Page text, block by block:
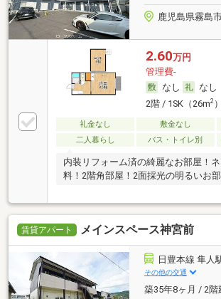
鹿児島県霧島
2.60万円
管理費-
なし
なし
2階 / 1SK（26m2）
礼金なし 敷金なし
二人暮らし
バス・トイレ別
内装リフォーム済の綺麗なお部屋！
料！2階角部屋！2面採光の明るいお
賃貸アパート メインスペース神宮前
日豊本線 隼人
その他の交通
築35年8ヶ月 / 2階